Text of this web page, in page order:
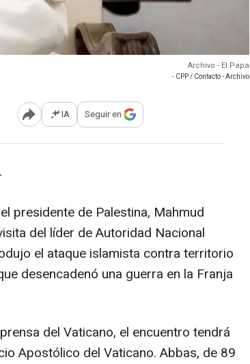
Archivo - El Papa
- CPP / Contacto - Archivo
Abrir opciones para compartir
IA Seguir en
presidente de Palestina, Mahmud
del líder de Autoridad Nacional
el ataque islamista contra territorio
desencadenó una guerra en la Franja
del Vaticano, el encuentro tendrá
Apostólico del Vaticano. Abbas, de 89